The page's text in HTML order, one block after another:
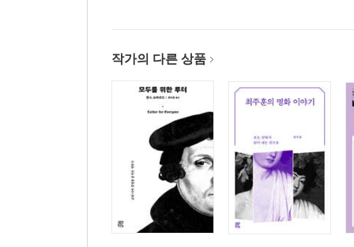
작가의 다른 상품